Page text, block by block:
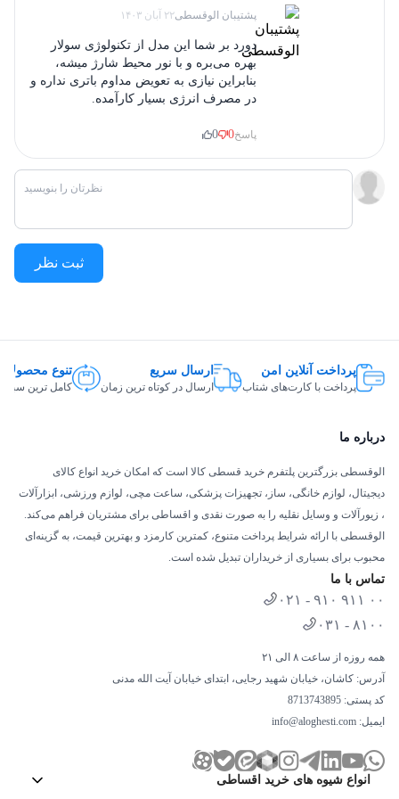
پشتیبان الوقسطی۲۲ آبان ۱۴۰۳
دورد بر شما این مدل از تکنولوژی سولار
بهره می‌بره و با نور محیط شارژ میشه،
بنابراین نیازی به تعویض مداوم باتری نداره و
در مصرف انرژی بسیار کارآمده.
پاسخ0
0
ثبت نظر
پرداخت آنلاین امن
پرداخت با کارت‌های شتاب
ارسال سریع
ارسال در کوتاه ترین زمان
تنوع
کامل ترین سبد
تماس با ما
۰۲۱ - ۹۱۰ ۹۱۱ ۰۰
۰۳۱ - ۸۱۰۰
همه روزه از ساعت ۸ الی ۲۱
آدرس: کاشان، خیابان شهید رجایی، ابتدای خیابان آیت الله مدنی
کد پستی: 8713743895
ایمیل: info@aloghesti.com
انواع شیوه های خرید اقساطی
درباره ما
الوقسطی بزرگترین پلتفرم خرید قسطی کالا است که امکان خرید انواع کالای
دیجیتال، لوازم خانگی، ساز، تجهیزات پزشکی، ساعت مچی، لوازم ورزشی، ابزارآلات
، زیورآلات و وسایل نقلیه را به صورت نقدی و اقساطی برای مشتریان فراهم می‌کند.
الوقسطی با ارائه شرایط پرداخت متنوع، کمترین کارمزد و بهترین قیمت، به گزینه‌ای
محبوب برای بسیاری از خریداران تبدیل شده است.